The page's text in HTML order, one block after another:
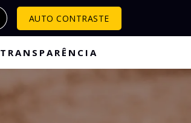
AUTO CONTRASTE
TRANSPARÊNCIA